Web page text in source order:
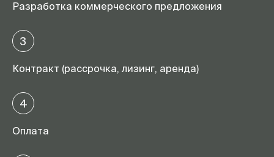
Разработка коммерческого предложения
3
Контракт (рассрочка, лизинг, аренда)
4
Оплата